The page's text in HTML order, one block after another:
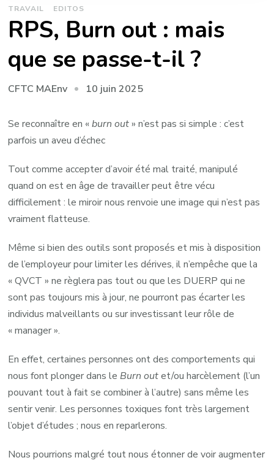
TRAVAIL
EDITOS
RPS, Burn out : mais
que se passe-t-il ?
CFTC MAEnv 10 juin 2025
Se reconnaître en «burn out» n’est pas si simple : c’est
parfois un aveu d’échec
Tout comme accepter d’avoir été mal traité, manipulé
quand on est en âge de travailler peut être vécu
difficilement : le miroir nous renvoie une image qui n’est pas
vraiment flatteuse.
Même si bien des outils sont proposés et mis à disposition
de l’employeur pour limiter les dérives, il n’empêche que la
« QVCT » ne règlera pas tout ou que les DUERP qui ne
sont pas toujours mis à jour, ne pourront pas écarter les
individus malveillants ou sur investissant leur rôle de
« manager ».
En effet, certaines personnes ont des comportements qui
nous font plonger dans le Burn outet/ou harcèlement (l’un
pouvant tout à fait se combiner à l’autre) sans même les
sentir venir. Les personnes toxiques font très largement
l’objet d’études ; nous en reparlerons.
Nous pourrions malgré tout nous étonner de voir augmenter